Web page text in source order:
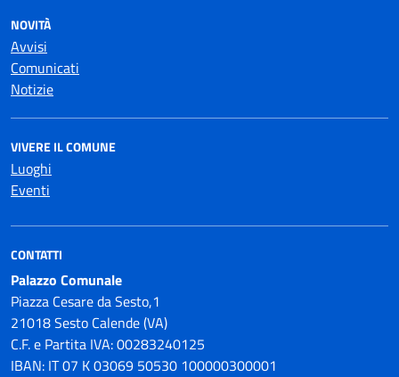
NOVITÀ
Avvisi
Comunicati
Notizie
VIVERE IL COMUNE
Luoghi
Eventi
CONTATTI
Palazzo Comunale
Piazza Cesare da Sesto,1
21018 Sesto Calende (VA)
C.F. e Partita IVA: 00283240125
IBAN: IT 07 K 03069 50530 100000300001